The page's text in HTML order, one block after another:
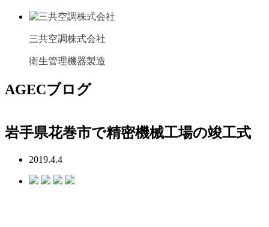
三共空調株式会社
衛生管理機器製造
AGECブログ
岩手県花巻市で精密機械工場の竣工式
2019.4.4